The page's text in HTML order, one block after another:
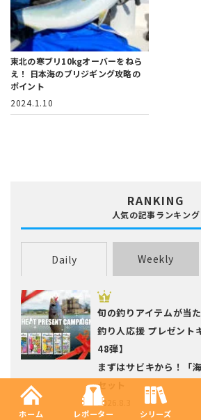
東北の寒ブリ10kgオーバーをねら
え！
日本海のブリジギング攻略の
ポイント
2024.1.10
RANKING
人気の記事ランキング
Daily Weekly
2026.8.3
旬の釣りアイテムが当た
釣り人応援 プレゼント
48弾】
まずはサビキから！「
セット
ホーム レポーター シリーズ